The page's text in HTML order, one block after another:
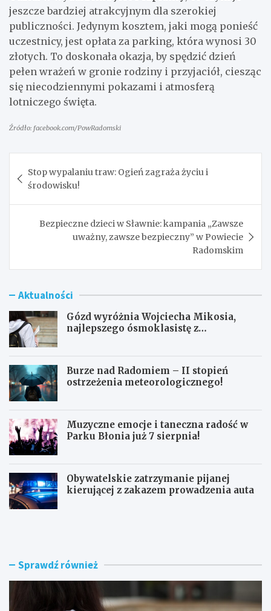
jeszcze bardziej atrakcyjnym dla szerokiej
publiczności. Jedynym kosztem, jaki mogą ponieść
uczestnicy, jest opłata za parking, która wynosi 30
złotych. To doskonała okazja, by spędzić dzień
pełen wrażeń w gronie rodziny i przyjaciół, ciesząc
się niecodziennymi pokazami i atmosferą
lotniczego święta.
Źródło: facebook.com/PowRadomski
wpisu
Stop wypalaniu traw: Ogień zagraża życiu i
środowisku!
Bezpieczne dzieci w Sławnie: kampania „Zawsze
uważny, zawsze bezpieczny” w Powiecie
Radomskim
Aktualności
Gózd wyróżnia Wojciecha Mikosia,
najlepszego ósmoklasistę z
Burze nad Radomiem – II stopień
ostrzeżenia meteorologicznego!
Muzyczne emocje i taneczna radość w
Parku Błonia już 7 sierpnia!
Obywatelskie zatrzymanie pijanej
kierującej z zakazem prowadzenia auta
G
y
B
n Sprawdź również